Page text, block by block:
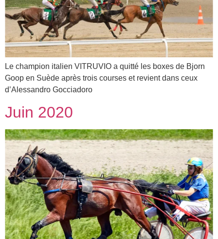
Le champion italien VITRUVIO a quitté les boxes de Bjorn
Goop en Suède après trois courses et revient dans ceux
d’Alessandro Gocciadoro
Juin 2020